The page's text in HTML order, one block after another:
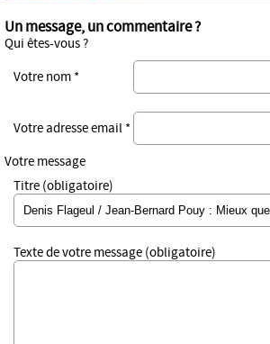
Un message, un commentaire ?
Qui êtes-vous ?
Votre nom *
Votre adresse email *
Votre message
Titre (obligatoire)
Texte de votre message (obligatoire)